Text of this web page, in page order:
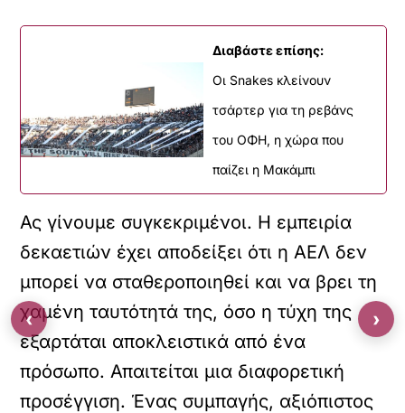
Διαβάστε επίσης:
Οι Snakes κλείνουν
τσάρτερ για τη ρεβάνς
του ΟΦΗ, η χώρα που
παίζει η Μακάμπι
Ας γίνουμε συγκεκριμένοι. Η εμπειρία
δεκαετιών έχει αποδείξει ότι η ΑΕΛ δεν
μπορεί να σταθεροποιηθεί και να βρει τη
χαμένη ταυτότητά της, όσο η τύχη της
εξαρτάται αποκλειστικά από ένα
πρόσωπο. Απαιτείται μια διαφορετική
προσέγγιση. Ένας συμπαγής, αξιόπιστος
‹ ›